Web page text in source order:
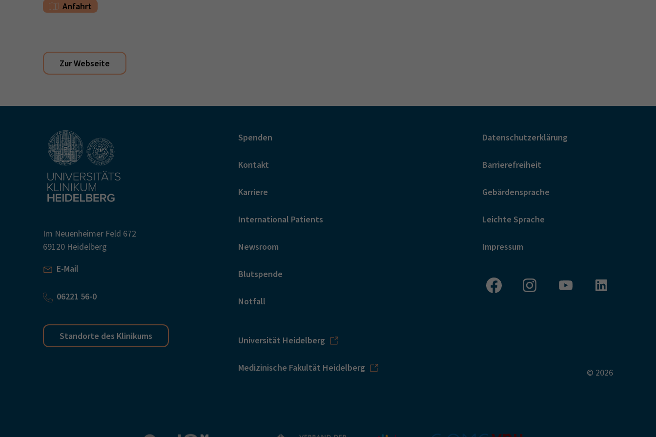
Anfahrt
Zur Webseite
Im Neuenheimer Feld 672
69120 Heidelberg
E-Mail
06221 56-0
Standorte des Klinikums
Spenden
Kontakt
Karriere
International Patients
Newsroom
Blutspende
Notfall
Universität Heidelberg
Medizinische Fakultät Heidelberg
Datenschutzerklärung
Barrierefreiheit
Gebärdensprache
Leichte Sprache
Impressum
© 2026